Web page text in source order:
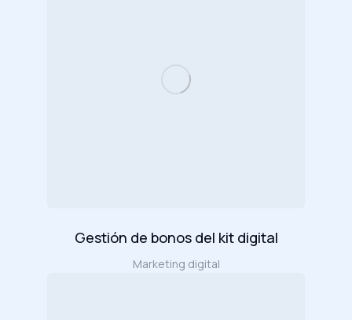
Gestión de bonos del kit digital
Marketing digital